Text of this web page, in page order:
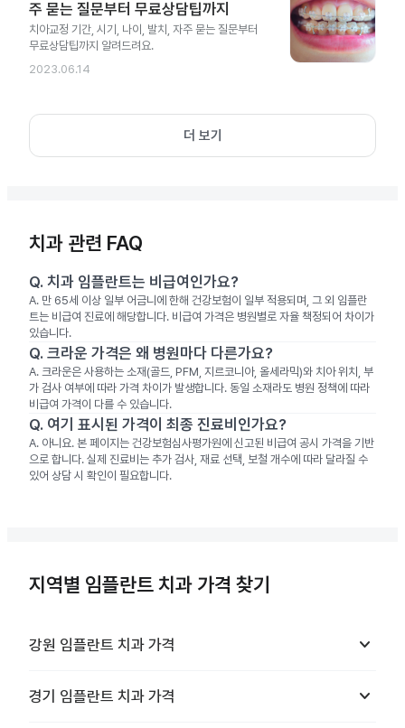
주 묻는 질문부터 무료상담팁까지
치아교정 기간, 시기, 나이, 발치, 자주 묻는 질문부터
무료상담팁까지 알려드려요.
2023.06.14
더 보기
치과 관련 FAQ
Q. 치과 임플란트는 비급여인가요?
A. 만 65세 이상 일부 어금니에 한해 건강보험이 일부 적용되며, 그 외 임플란
트는 비급여 진료에 해당합니다. 비급여 가격은 병원별로 자율 책정되어 차이가
있습니다.
Q. 크라운 가격은 왜 병원마다 다른가요?
A. 크라운은 사용하는 소재(골드, PFM, 지르코니아, 올세라믹)와 치아 위치, 부
가 검사 여부에 따라 가격 차이가 발생합니다. 동일 소재라도 병원 정책에 따라
비급여 가격이 다를 수 있습니다.
Q. 여기 표시된 가격이 최종 진료비인가요?
A. 아니요. 본 페이지는 건강보험심사평가원에 신고된 비급여 공시 가격을 기반
으로 합니다. 실제 진료비는 추가 검사, 재료 선택, 보철 개수에 따라 달라질 수
있어 상담 시 확인이 필요합니다.
지역별 임플란트 치과 가격 찾기
강원 임플란트 치과 가격 keyboard_arrow_down
경기 임플란트 치과 가격 keyboard_arrow_down